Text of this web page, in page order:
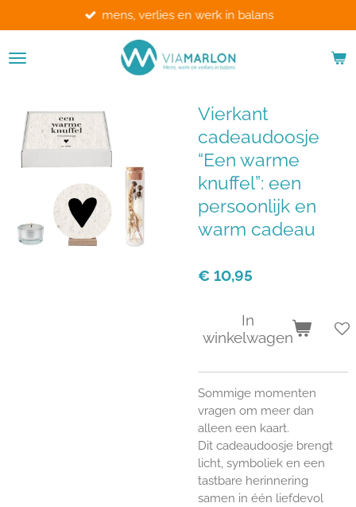
direct
naar
de
mens, verlies en werk in balans
Vierkant
cadeaudoosje
“Een warme
knuffel”: een
persoonlijk en
warm cadeau
€ 10,95
In
winkelwagen
Sommige momenten
vragen om meer dan
alleen een kaart.
Dit cadeaudoosje brengt
licht, symboliek en een
tastbare herinnering
samen in één liefdevol